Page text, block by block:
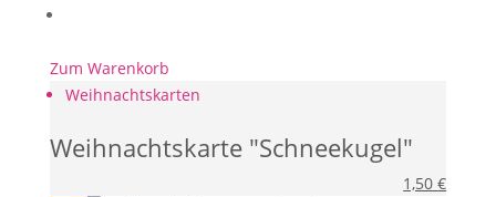
Zum Warenkorb
Weihnachtskarten
Weihnachtskarte "Schneekugel"
1,50€